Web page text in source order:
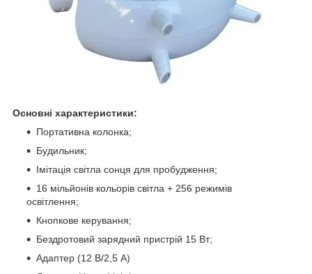
Основні характеристики:
Портативна колонка;
Будильник;
Імітація світла сонця для пробудження;
16 мільйонів кольорів світла + 256 режимів
освітлення;
Кнопкове керування;
Бездротовий зарядний пристрій 15 Вт;
Адаптер (12 В/2,5 А)